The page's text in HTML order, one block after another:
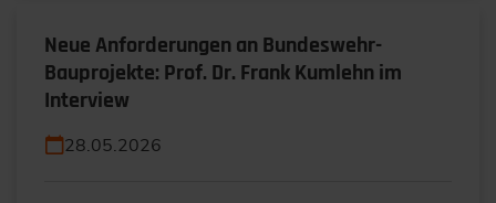
Neue Anforderungen an Bundeswehr-
Bauprojekte: Prof. Dr. Frank Kumlehn im
Interview
28.05.2026